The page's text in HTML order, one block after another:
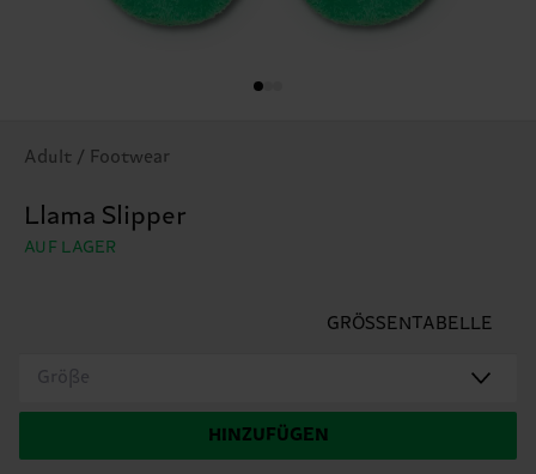
Adult / Footwear
Llama Slipper
AUF LAGER
GRÖSSENTABELLE
Größe
HINZUFÜGEN